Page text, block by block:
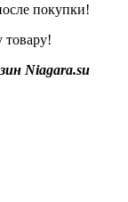
покупки!
товару!
Niagara.su